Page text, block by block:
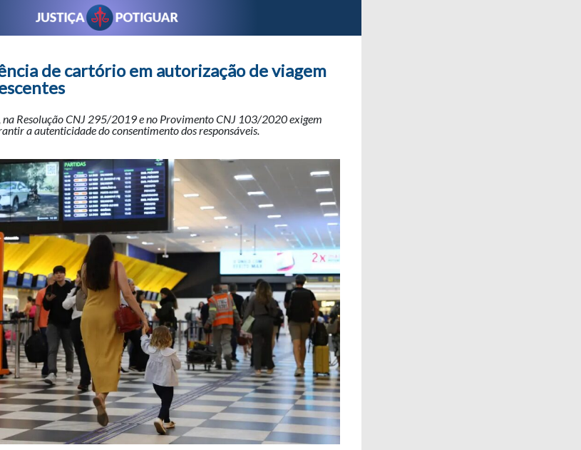
de cartório em autorização de viagem
na Resolução CNJ 295/2019 e no Provimento CNJ 103/2020 exigem
a autenticidade do consentimento dos responsáveis.